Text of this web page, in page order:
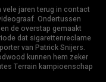
vele jaren terug in contact
Ondertussen
de overstap gemaakt
dat sigarettenreclame
van Patrick Snijers.
kunnen hem zeker
Terrain kampioenschap